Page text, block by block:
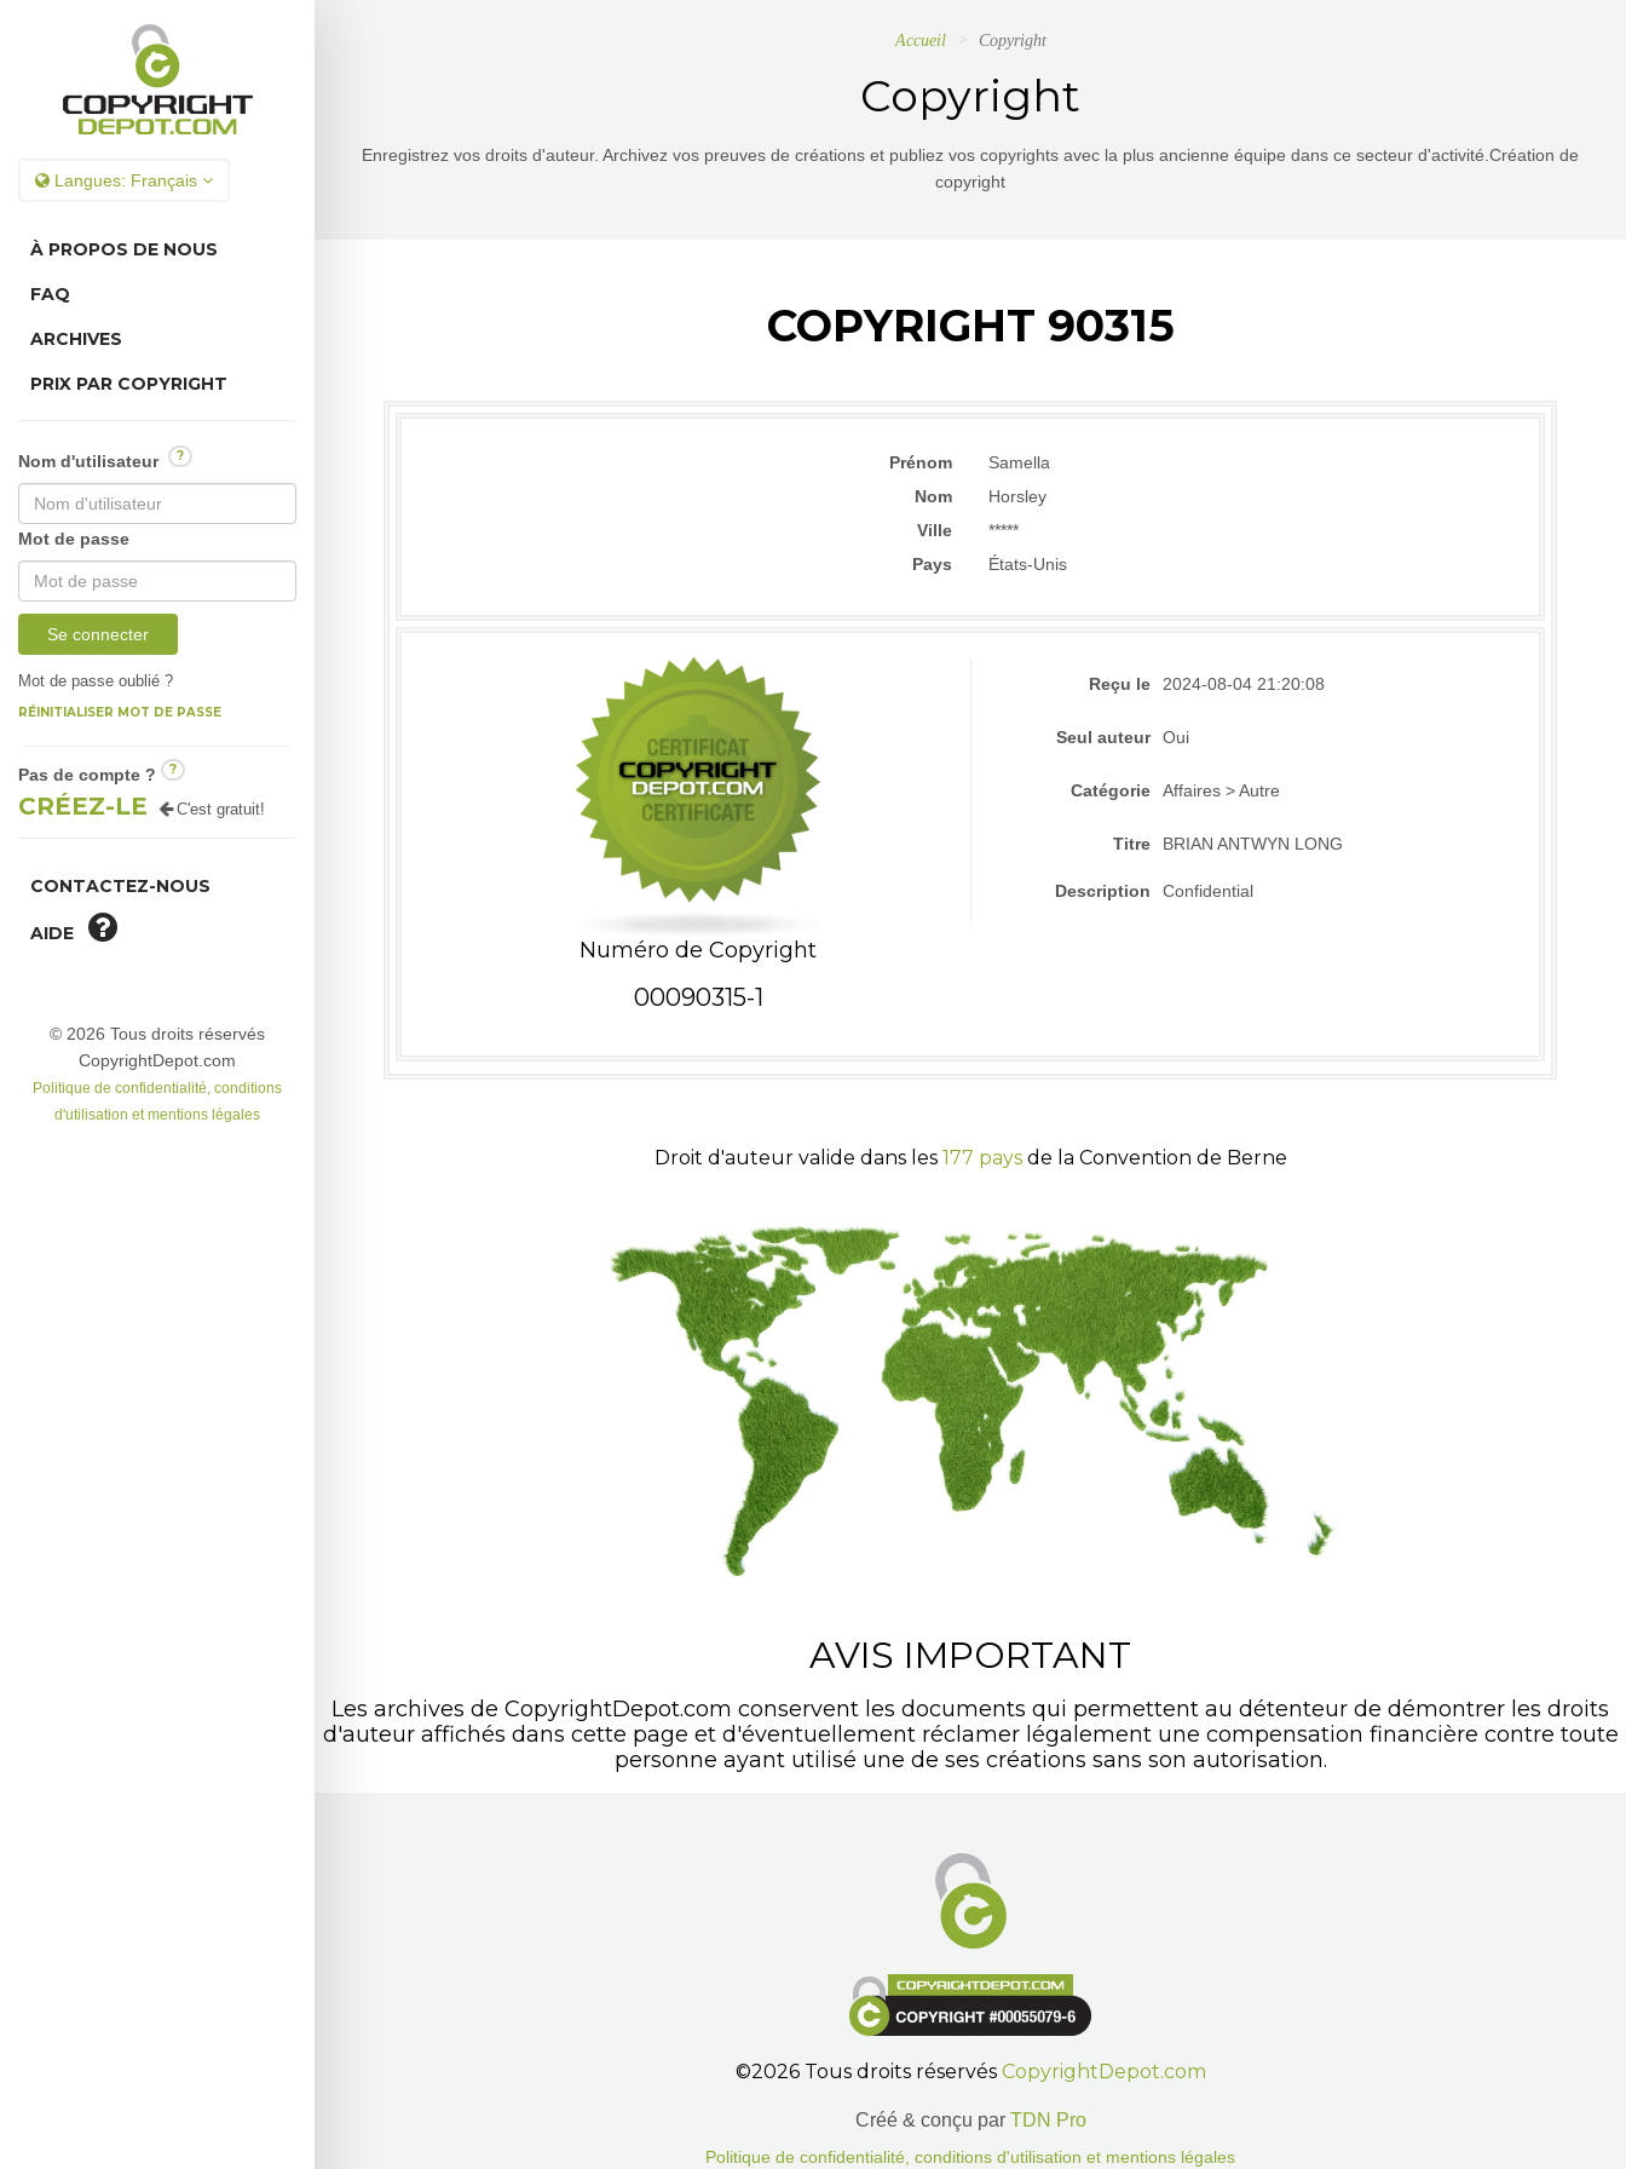
Langues: Français
À PROPOS DE NOUS
FAQ
ARCHIVES
PRIX PAR COPYRIGHT
Nom d'utilisateur ?
Mot de passe
Se connecter
Mot de passe oublié ?
RÉINITIALISER MOT DE PASSE
Pas de compte ? ?
CRÉEZ-LE C'est gratuit!
CONTACTEZ-NOUS
AIDE
© 2026 Tous droits réservés
CopyrightDepot.com
Politique de confidentialité, conditions
d'utilisation et mentions légales
Accueil Copyright
Copyright
Enregistrez vos droits d'auteur. Archivez vos preuves de créations et publiez vos copyrights avec la plus ancienne équipe dans ce secteur d'activité.Création de
copyright
COPYRIGHT 90315
Prénom
Samella
Nom
Horsley
Ville
*****
Pays
États-Unis
Numéro de Copyright
00090315-1
Reçu le 2024-08-04 21:20:08
Seul auteur Oui
Catégorie Affaires > Autre
Titre BRIAN ANTWYN LONG
Description Confidential
Droit d'auteur valide dans les 177 paysde la Convention de Berne
AVIS IMPORTANT
Les archives de CopyrightDepot.com conservent les documents qui permettent au détenteur de démontrer les droits
d'auteur affichés dans cette page et d'éventuellement réclamer légalement une compensation financière contre toute
personne ayant utilisé une de ses créations sans son autorisation.
©2026 Tous droits réservés CopyrightDepot.com
Créé & conçu par TDN Pro
Politique de confidentialité, conditions d'utilisation et mentions légales